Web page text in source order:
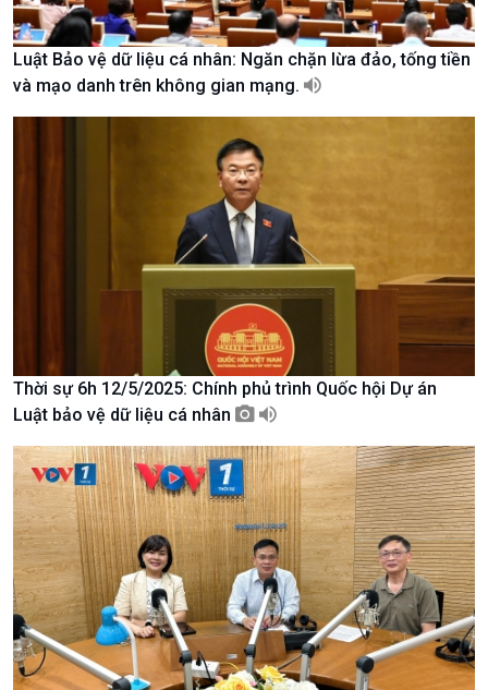
Tin Văn hoá & Du lịch
Chát với người nổi tiếng
Câu chuyện Thể thao
Multimedia
Ảnh
Video
Infographic
E-Magazine
Luật Bảo vệ dữ liệu cá nhân: Ngăn chặn lừa đảo, tống tiền
và mạo danh trên không gian mạng.
Thời sự 6h 12/5/2025: Chính phủ trình Quốc hội Dự án
Luật bảo vệ dữ liệu cá nhân